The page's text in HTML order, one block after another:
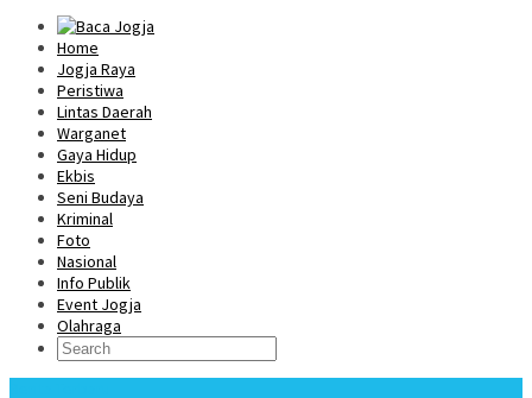
Home
Jogja Raya
Peristiwa
Lintas Daerah
Warganet
Gaya Hidup
Ekbis
Seni Budaya
Kriminal
Foto
Nasional
Info Publik
Event Jogja
Olahraga